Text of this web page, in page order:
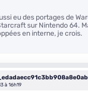
eu des portages de
sur Nintendo 64.
en interne, je crois.
à 16h19